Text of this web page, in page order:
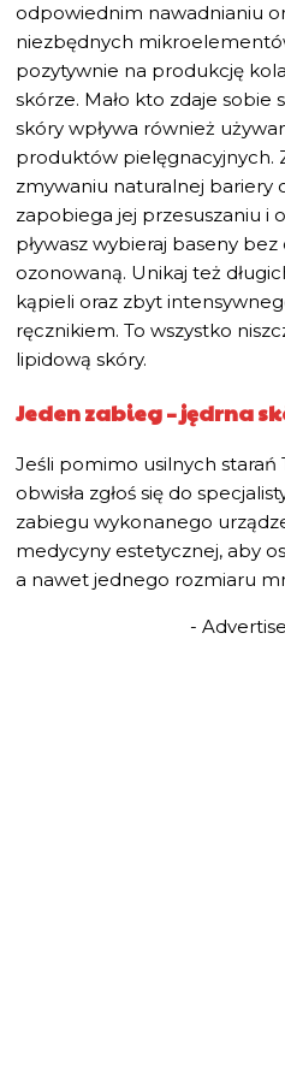
odpowiednim nawadnianiu
niezbędnych
pozytywnie na produkcję
skórze. Mało kto zdaje sobie
skóry wpływa również
produktów pielęgnacyjnych.
zmywaniu naturalnej bariery
zapobiega jej przesuszaniu i
pływasz wybieraj baseny
ozonowaną. Unikaj też
kąpieli oraz zbyt
ręcznikiem. To wszystko
lipidową skóry.
Jeden zabieg – jędrna
Jeśli pomimo usilnych starań
obwisła zgłoś się do
zabiegu wykonanego
medycyny estetycznej, aby
a nawet jednego rozmiaru
-